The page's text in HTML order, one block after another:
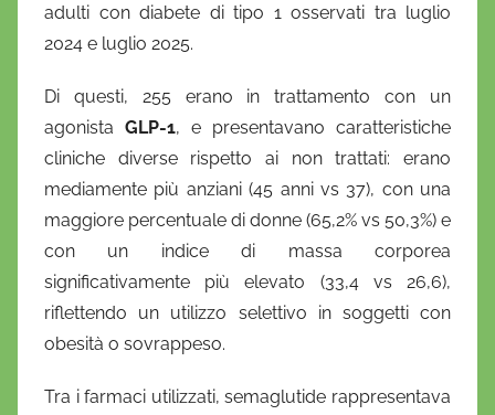
adulti con diabete di tipo 1 osservati tra luglio
2024 e luglio 2025.
Di questi, 255 erano in trattamento con un
agonista GLP-1, e presentavano caratteristiche
cliniche diverse rispetto ai non trattati: erano
mediamente più anziani (45 anni vs 37), con una
maggiore percentuale di donne (65,2% vs 50,3%) e
con un indice di massa corporea
significativamente più elevato (33,4 vs 26,6),
riflettendo un utilizzo selettivo in soggetti con
obesità o sovrappeso.
Tra i farmaci utilizzati, semaglutide rappresentava